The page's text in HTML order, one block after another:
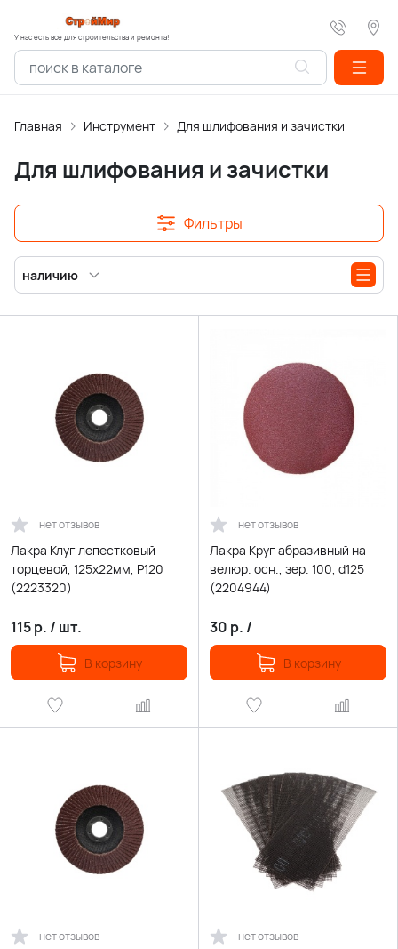
У нас есть все для строительства и ремонта!
Главная Инструмент Для шлифования и зачистки
Для шлифования и зачистки
Фильтры
наличию
нет отзывов
Лакра Клуг лепестковый
торцевой, 125х22мм, Р120
(2223320)
115р. / шт.
В корзину
нет отзывов
Лакра Круг абразивный на
велюр. осн., зер. 100, d125
(2204944)
30 р. /
В корзину
нет отзывов нет отзывов